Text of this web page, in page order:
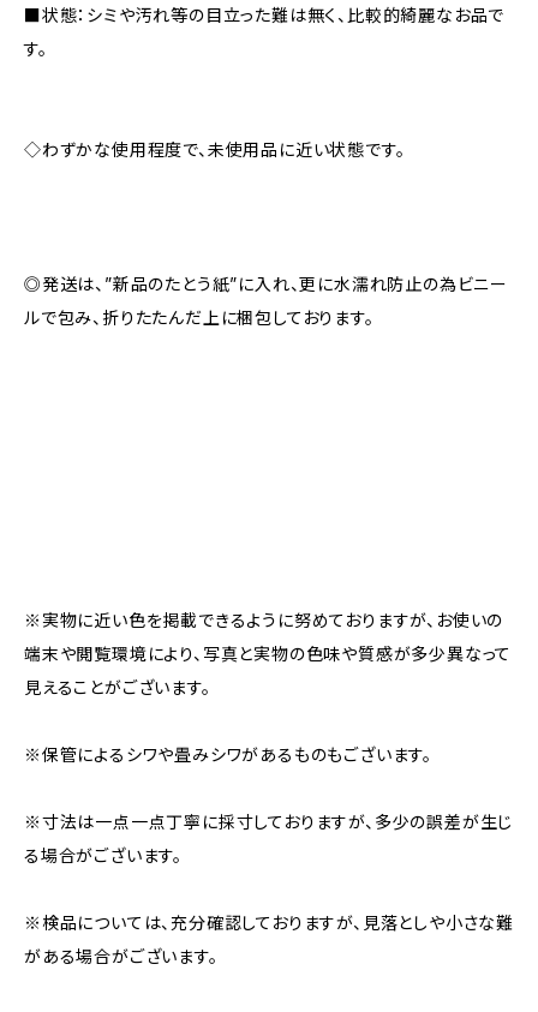
■状態：シミや汚れ等の目立った難は無く、比較的綺麗なお品で
す。
◇わずかな使用程度で、未使用品に近い状態です。
◎発送は、”新品のたとう紙”に入れ、更に水濡れ防止の為ビニー
ルで包み、折りたたんだ上に梱包しております。
※実物に近い色を掲載できるように努めておりますが、お使いの
端末や閲覧環境により、写真と実物の色味や質感が多少異なって
見えることがございます。
※保管によるシワや畳みシワがあるものもございます。
※寸法は一点一点丁寧に採寸しておりますが、多少の誤差が生じ
る場合がございます。
※検品については、充分確認しておりますが、見落としや小さな難
がある場合がございます。